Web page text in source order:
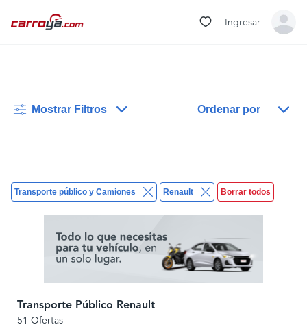
Ingresar
Mostrar Filtros Ordenar por
Transporte público y Camiones Renault Borrar todos
Transporte Público Renault
51 Ofertas